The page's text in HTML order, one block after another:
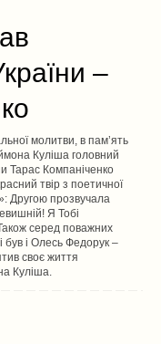
–
молитви, в пам’ять
Куліша головний
Тарас Компаніченко
твір з поетичної
Другою прозвучала
Я Тобі
серед поважних
був і Олесь Федорук –
своє життя
Куліша.